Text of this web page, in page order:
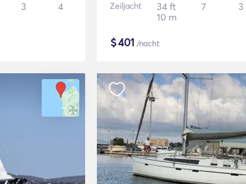
3 4 Zeiljacht
34 ft
10 m
7 3
$401 /nacht